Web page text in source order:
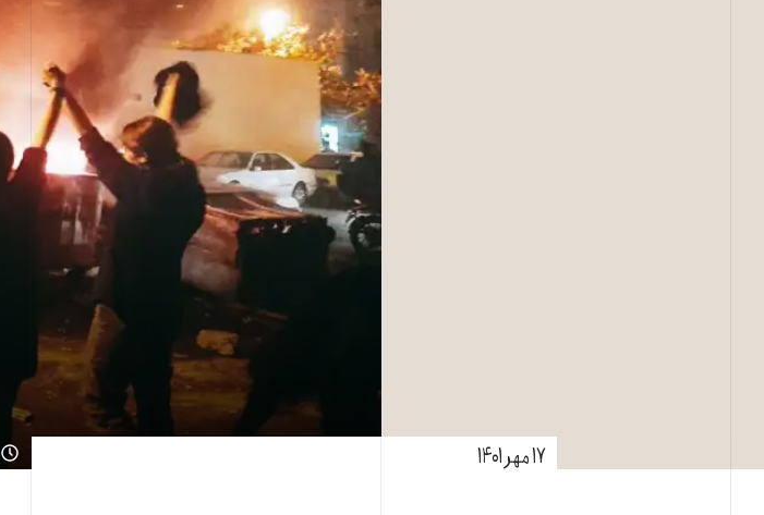
۱۷ مهر ۱۴۰۱